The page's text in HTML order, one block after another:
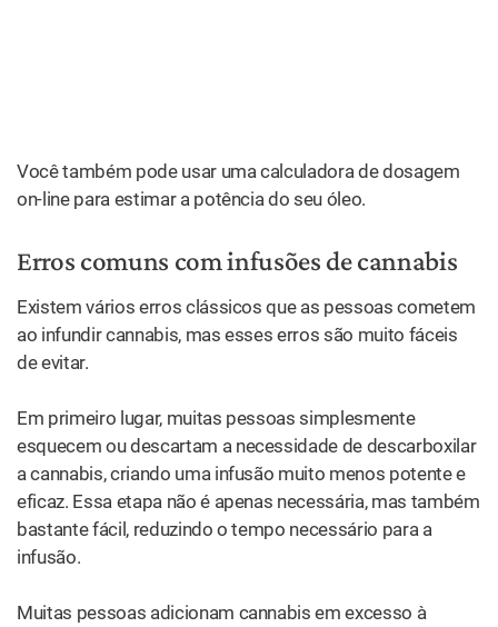
Você também pode usar uma calculadora de dosagem
on-line para estimar a potência do seu óleo.
Erros comuns com infusões de cannabis
Existem vários erros clássicos que as pessoas cometem
ao infundir cannabis, mas esses erros são muito fáceis
de evitar.
Em primeiro lugar, muitas pessoas simplesmente
esquecem ou descartam a necessidade de descarboxilar
a cannabis, criando uma infusão muito menos potente e
eficaz. Essa etapa não é apenas necessária, mas também
bastante fácil, reduzindo o tempo necessário para a
infusão.
Muitas pessoas adicionam cannabis em excesso à